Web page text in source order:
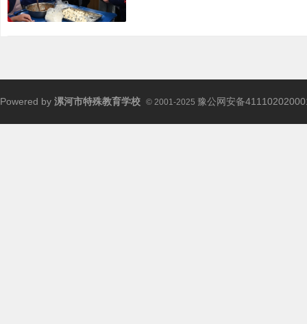
Powered by 漯河市特殊教育学校 © 2001-2025 豫公网安备